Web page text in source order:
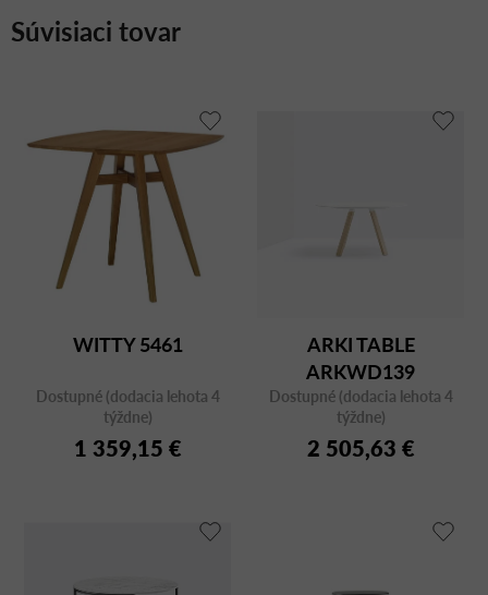
Súvisiaci tovar
WITTY 5461
Dostupné (dodacia lehota 4
týždne)
1 359,15 €
ARKI TABLE
ARKWD139
Dostupné (dodacia lehota 4
týždne)
2 505,63 €